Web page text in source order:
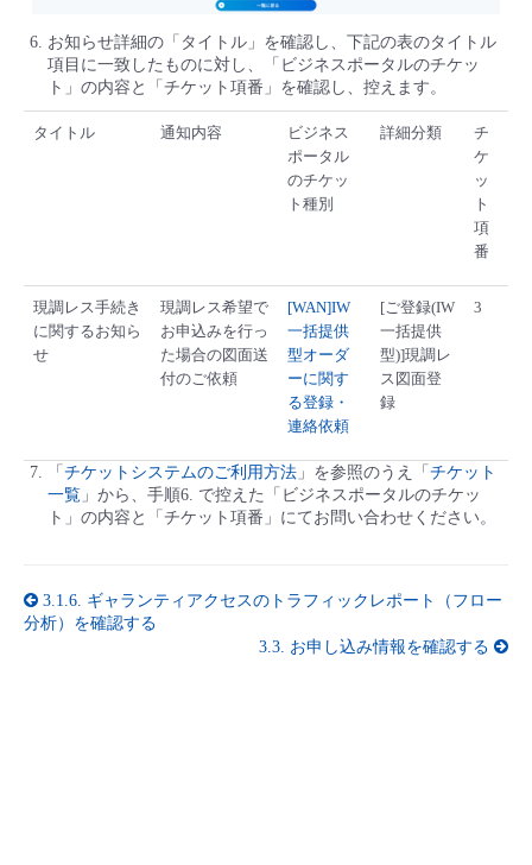
お知らせ詳細の「タイトル」を確認し、下記の表のタイトル
項目に一致したものに対し、「ビジネスポータルのチケッ
ト」の内容と「チケット項番」を確認し、控えます。
タイトル 通知内容
ビジネス
ポータル
のチケッ
ト種別
詳細分類
チ
ケ
ッ
ト
項
番
現調レス手続き
に関するお知ら
せ
現調レス希望で
お申込みを行っ
た場合の図面送
付のご依頼
[WAN]IW
一括提供
型オーダ
ーに関す
る登録・
連絡依頼
[ご登録(IW
一括提供
型)]現調レ
ス図面登
録
3
「 チケットシステムのご利用方法 」を参照のうえ「 チケット
一覧 」から、手順6. で控えた「ビジネスポータルのチケッ
ト」の内容と「チケット項番」にてお問い合わせください。
3.1.6. ギャランティアクセスのトラフィックレポート（フロー
分析）を確認する
3.3. お申し込み情報を確認する